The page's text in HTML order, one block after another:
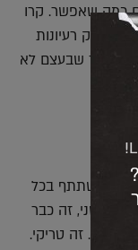
כמה שאפשר. קרו
לחלוק רעיונות
כך שבעצם לא
להשתתף בכל
לשני, זה כבר
למכור. זה טריקי.